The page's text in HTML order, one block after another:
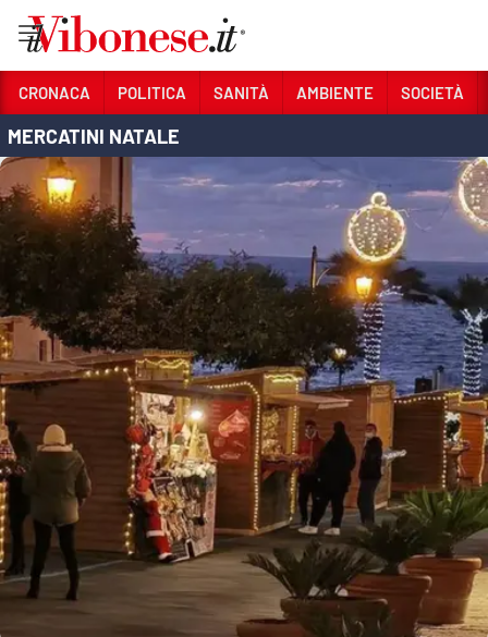
Sezioni
CRONACA
POLITICA
SANITÀ
AMBIENTE
SOCIETÀ
ECONOMIA E LAVORO
EVENTI
SPORT
Streaming
CRONACA POLITICA SANITÀ AMBIENTE SOCIETÀ
MERCATINI NATALE